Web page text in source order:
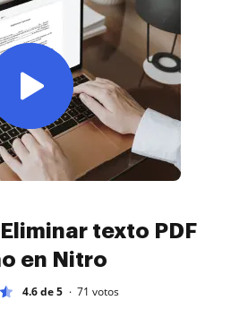
texto PDF
en Nitro
4.6 de 5 71 votos